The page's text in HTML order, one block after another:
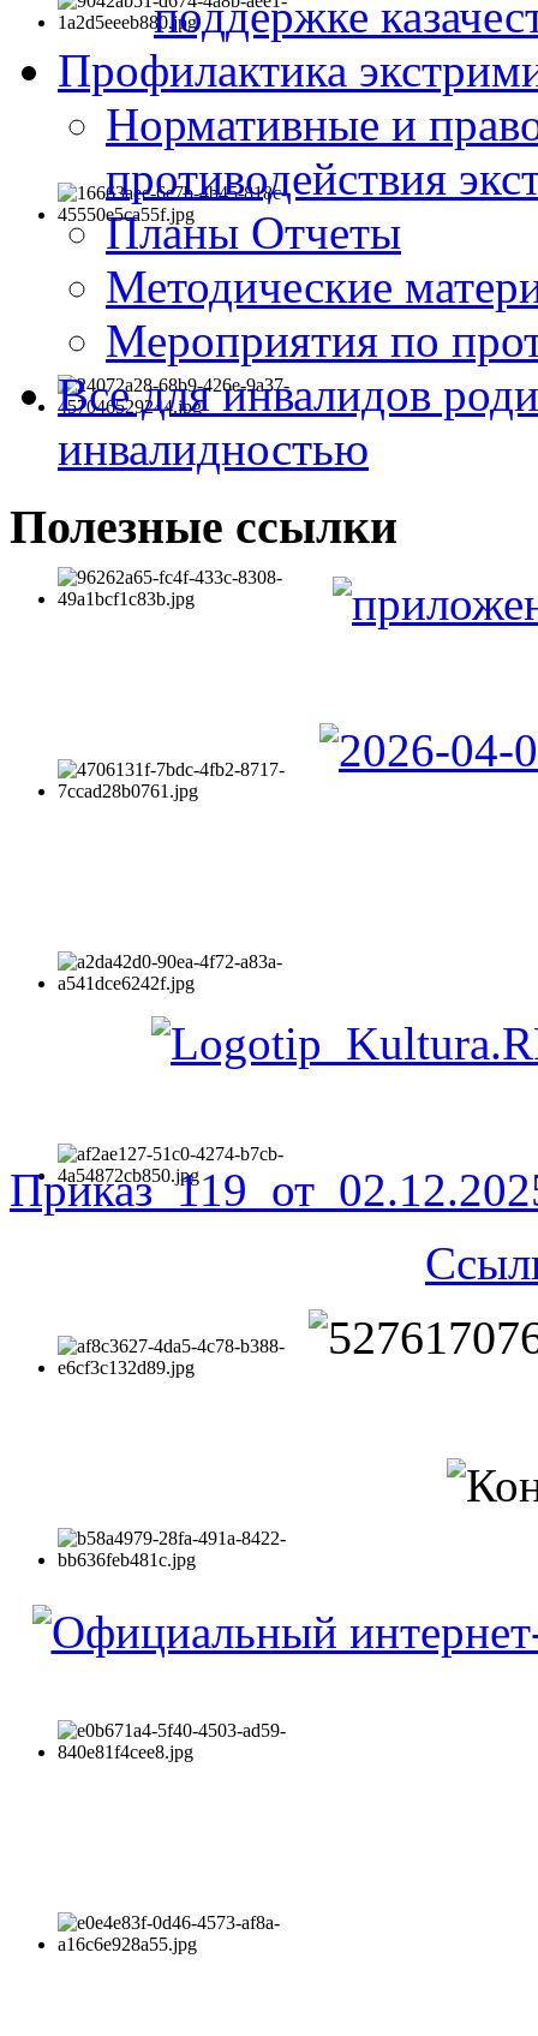
поддержке
Профилактика
Нормативные и
противодействия
Планы Отчеты
Методические
Мероприятия по
Все для инвалидов
инвалидностью
Полезные ссылки